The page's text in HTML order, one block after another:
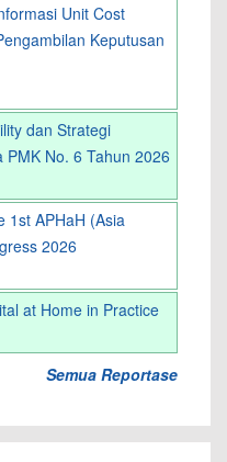
Unit Cost
Keputusan
dan Strategi
PMK No. 6 Tahun 2026
1st APHaH (Asia
2026
at Home in Practice
Semua Reportase